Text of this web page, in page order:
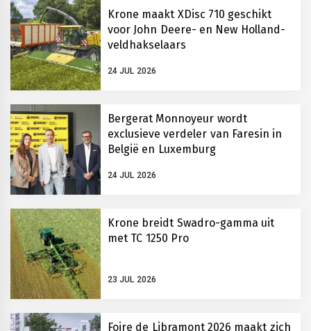
Krone maakt XDisc 710 geschikt
voor John Deere- en New Holland-
veldhakselaars
24 JUL 2026
Bergerat Monnoyeur wordt
exclusieve verdeler van Faresin in
België en Luxemburg
24 JUL 2026
Krone breidt Swadro-gamma uit
met TC 1250 Pro
23 JUL 2026
Foire de Libramont 2026 maakt zich